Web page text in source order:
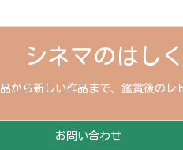
シネマのはしく
から新しい作品まで、鑑賞後のレ
お問い合わせ